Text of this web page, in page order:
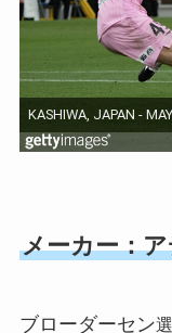
メーカー：
ブローダーセン